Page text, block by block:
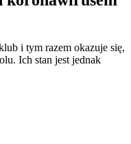
i tym razem okazuje się,
Ich stan jest jednak